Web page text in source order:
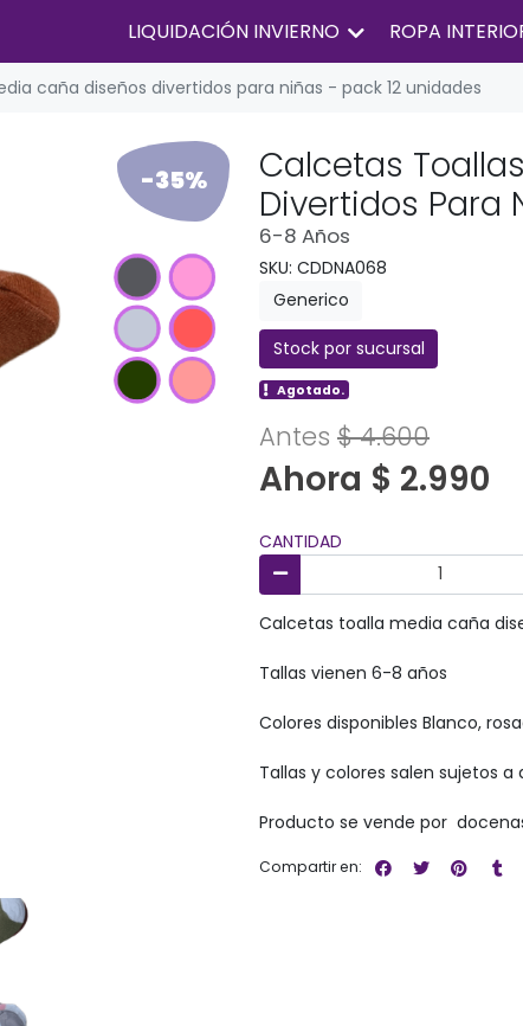
LIQUIDACIÓN INVIERNO ROPA
caña diseños divertidos para niñas - pack 12 unidades
-35%
Calcetas
Divertidos Para
6-8 Años
SKU: CDDNA068
Generico
Stock por sucursal
Agotado.
Antes $ 4.600
Ahora $ 2.990
CANTIDAD
Calcetas toalla media caña
Tallas vienen 6-8 años
Colores disponibles Blanco,
Tallas y colores salen sujetos a
Producto se vende por
Compartir en: